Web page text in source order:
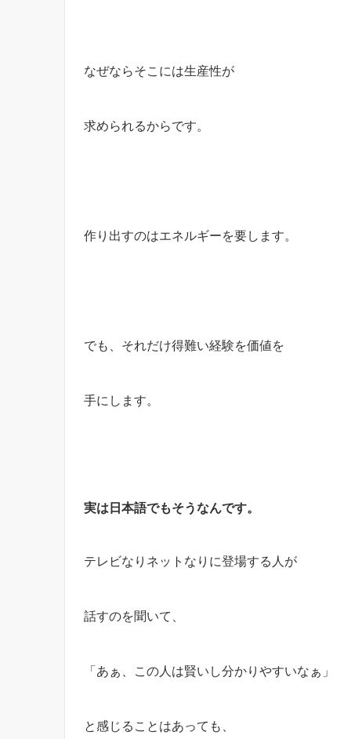
なぜならそこには生産性が
求められるからです。
作り出すのはエネルギーを要します。
でも、それだけ得難い経験を価値を
手にします。
実は日本語でもそうなんです。
テレビなりネットなりに登場する人が
話すのを聞いて、
「あぁ、この人は賢いし分かりやすいなぁ」
と感じることはあっても、